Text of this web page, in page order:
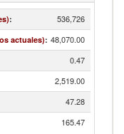
: 536,726
actuales): 48,070.00
0.47
2,519.00
47.28
165.47